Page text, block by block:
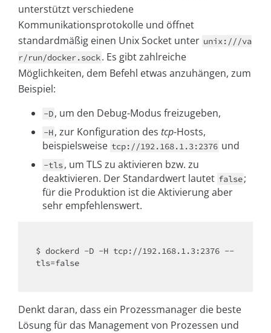
unterstützt verschiedene
Kommunikationsprotokolle und öffnet
standardmäßig einen Unix Socket unter unix:///va
r/run/docker.sock. Es gibt zahlreiche
Möglichkeiten, dem Befehl etwas anzuhängen, zum
Beispiel:
-D, um den Debug-Modus freizugeben,
-H, zur Konfiguration des tcp-Hosts,
beispielsweise tcp://192.168.1.3:2376 und
-tls, um TLS zu aktivieren bzw. zu
deaktivieren. Der Standardwert lautet false;
für die Produktion ist die Aktivierung aber
sehr empfehlenswert.
$ dockerd -D -H tcp://192.168.1.3:2376 --
tls=false
Denkt daran, dass ein Prozessmanager die beste
Lösung für das Management von Prozessen und